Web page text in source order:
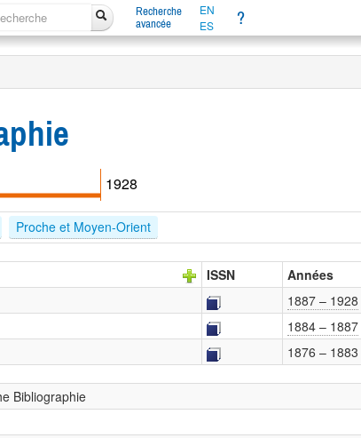
Recherche
avancée
EN
ES
?
1928
Proche et Moyen-Orient
ISSN Années
1887 – 1928
1884 – 1887
1876 – 1883
Bibliographie